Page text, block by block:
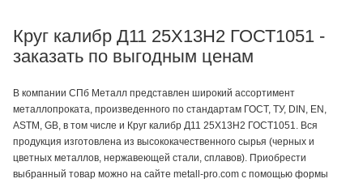
Круг калибр Д11 25Х13Н2 ГОСТ1051 -
заказать по выгодным ценам
В компании СПб Металл представлен широкий ассортимент
металлопроката, произведенного по стандартам ГОСТ, ТУ, DIN, EN,
ASTM, GB, в том числе и Круг калибр Д11 25Х13Н2 ГОСТ1051. Вся
продукция изготовлена из высококачественного сырья (черных и
цветных металлов, нержавеющей стали, сплавов). Приобрести
выбранный товар можно на сайте metall-pro.com с помощью формы